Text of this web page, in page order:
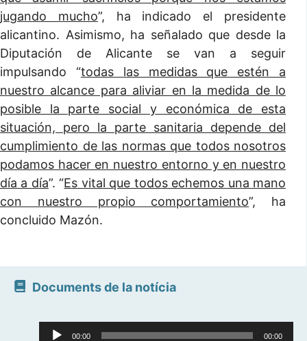
jugando mucho”, ha indicado el presidente
alicantino. Asimismo, ha señalado que desde la
Diputación de Alicante se van a seguir
impulsando “todas las medidas que estén a
nuestro alcance para aliviar en la medida de lo
posible la parte social y económica de esta
situación, pero la parte sanitaria depende del
cumplimiento de las normas que todos nosotros
podamos hacer en nuestro entorno y en nuestro
día a día”. “Es vital que todos echemos una mano
con nuestro propio comportamiento”, ha
concluido Mazón.
Documents de la notícia
Reproductor
00:00 00:00